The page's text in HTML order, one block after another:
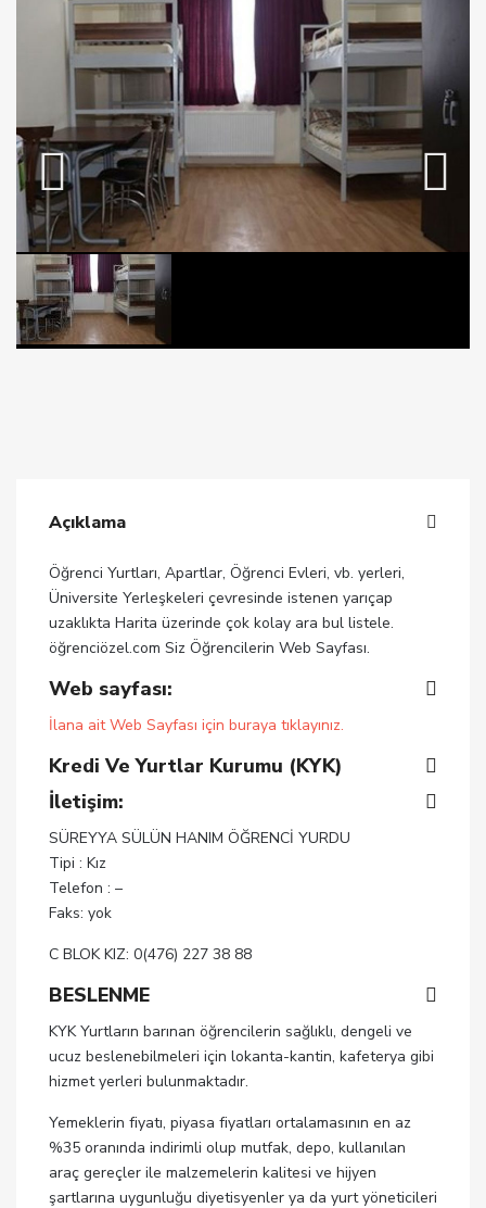
Açıklama
Öğrenci Yurtları, Apartlar, Öğrenci Evleri, vb. yerleri,
Üniversite Yerleşkeleri çevresinde istenen yarıçap
uzaklıkta Harita üzerinde çok kolay ara bul listele.
öğrenciözel.com Siz Öğrencilerin Web Sayfası.
Web sayfası:
İlana ait Web Sayfası için buraya tıklayınız.
Kredi Ve Yurtlar Kurumu (KYK)
İletişim:
SÜREYYA SÜLÜN HANIM ÖĞRENCİ YURDU
Tipi : Kız
Telefon : –
Faks: yok
C BLOK KIZ: 0(476) 227 38 88
BESLENME
KYK Yurtların barınan öğrencilerin sağlıklı, dengeli ve
ucuz beslenebilmeleri için lokanta-kantin, kafeterya gibi
hizmet yerleri bulunmaktadır.
Yemeklerin fiyatı, piyasa fiyatları ortalamasının en az
%35 oranında indirimli olup mutfak, depo, kullanılan
araç gereçler ile malzemelerin kalitesi ve hijyen
şartlarına uygunluğu diyetisyenler ya da yurt yöneticileri